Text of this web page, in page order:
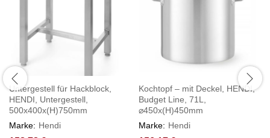
Untergestell für Hackblock,
HENDI, Untergestell,
500x400x(H)750mm
Marke: Hendi
Kochtopf – mit Deckel, HENDI,
Budget Line, 71L,
⌀450x(H)450mm
Marke: Hendi